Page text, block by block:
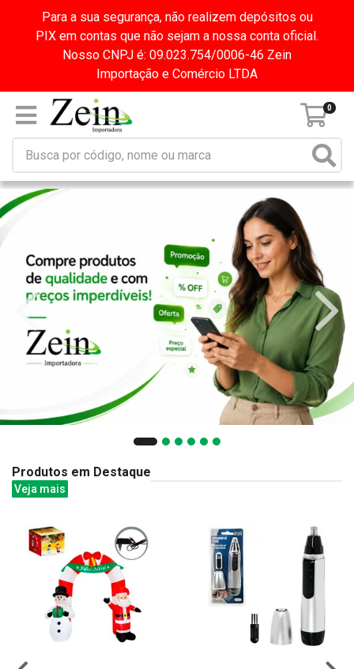
Para a sua segurança, não realizem depósitos ou
PIX em contas que não sejam a nossa conta oficial.
Nosso CNPJ é: 09.023.754/0006-46 Zein
Importação e Comércio LTDA
0
Produtos em Destaque
Veja mais